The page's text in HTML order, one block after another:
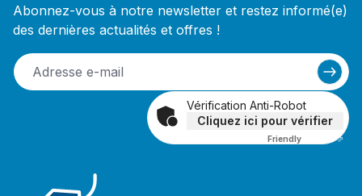
Abonnez-vous à notre newsletter et restez informé(e)
des dernières actualités et offres !
Vérification Anti-Robot
Cliquez ici pour vérifier
Friendly Captcha ⇗